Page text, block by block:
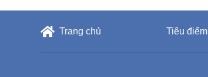
Trang chủ Tiêu điểm